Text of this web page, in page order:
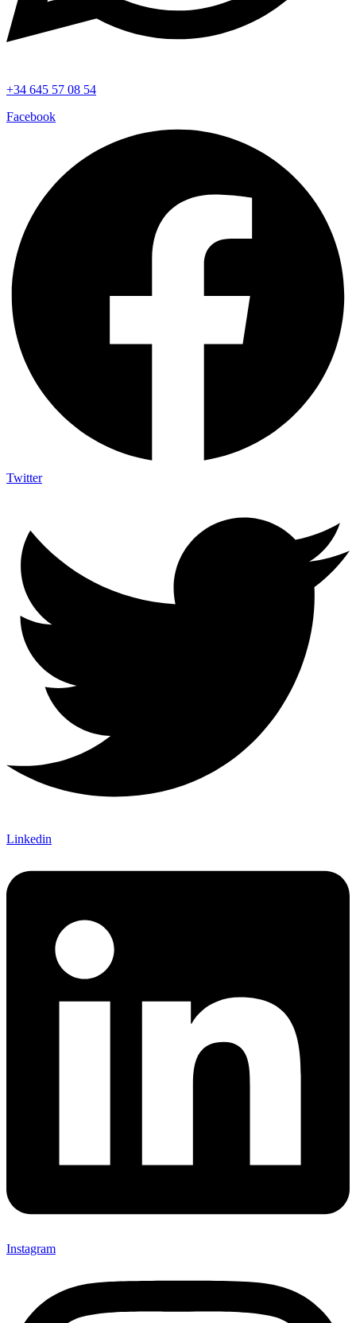
+34 645 57 08 54
Facebook
Twitter
Linkedin
Instagram